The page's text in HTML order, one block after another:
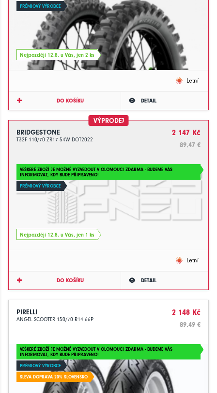
PRÉMIOVÝ VÝROBCE
Nejpozději 12.8. u Vás, jen 2 ks
Letní
DO KOŠÍKU DETAIL
VÝPRODEJ
BRIDGESTONE
T32F 110/70 ZR17 54W DOT2022
2 147 Kč
89.47 €
VEŠKERÉ ZBOŽÍ JE MOŽNÉ VYZVEDOUT V OLOMOUCI ZDARMA - BUDEME VÁS
INFORMOVAT, KDY BUDE PŘIPRAVENO!
PRÉMIOVÝ VÝROBCE
Nejpozději 12.8. u Vás, jen 1 ks
Letní
DO KOŠÍKU DETAIL
PIRELLI
ANGEL SCOOTER 150/70 R14 66P
2 148 Kč
89.49 €
VEŠKERÉ ZBOŽÍ JE MOŽNÉ VYZVEDOUT V OLOMOUCI ZDARMA - BUDEME VÁS
INFORMOVAT, KDY BUDE PŘIPRAVENO!
PRÉMIOVÝ VÝROBCE
SLEVA DOPRAVA 20% SLOVENSKO